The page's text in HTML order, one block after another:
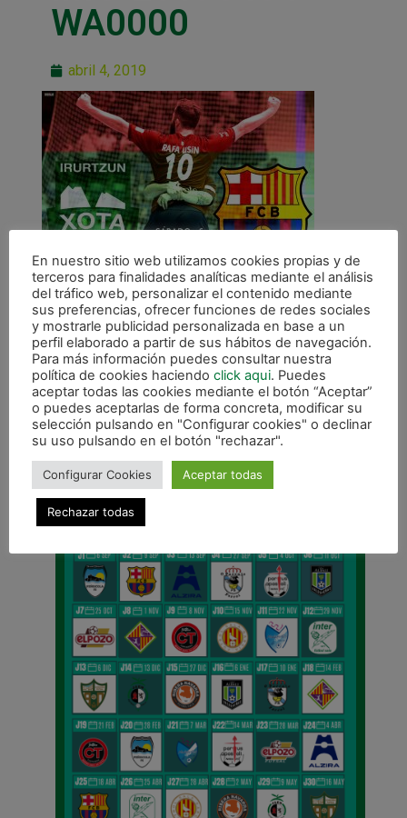
WA0000
abril 4, 2019
ANTERIOR
Apasionante enfrentamiento ante el FC Barcelona Lassa
CALENDARIO DE LIGA
En nuestro sitio web utilizamos cookies propias y de
terceros para finalidades analíticas mediante el análisis
del tráfico web, personalizar el contenido mediante
sus preferencias, ofrecer funciones de redes sociales
y mostrarle publicidad personalizada en base a un
perfil elaborado a partir de sus hábitos de navegación.
Para más información puedes consultar nuestra
política de cookies haciendo click aqui. Puedes
aceptar todas las cookies mediante el botón “Aceptar”
o puedes aceptarlas de forma concreta, modificar su
selección pulsando en "Configurar cookies" o declinar
su uso pulsando en el botón "rechazar".
Configurar Cookies Aceptar todas
Rechazar todas